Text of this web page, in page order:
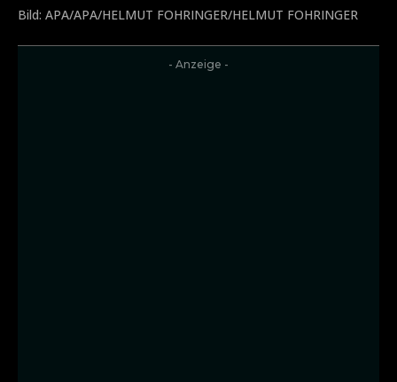
Bild: APA/APA/HELMUT FOHRINGER/HELMUT FOHRINGER
- Anzeige -